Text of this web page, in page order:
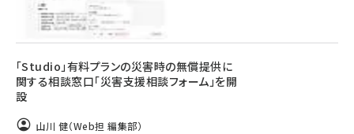
「Studio」有料プランの災害時の無償提供に
関する相談窓口「災害支援相談フォーム」を開
設
山川 健（Web担 編集部）